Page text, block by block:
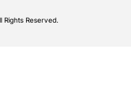
Rights Reserved.